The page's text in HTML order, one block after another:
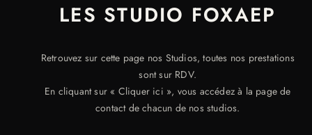
LES STUDIO FOXAEP
Retrouvez sur cette page nos Studios, toutes nos prestations
sont sur RDV.
En cliquant sur « Cliquer ici », vous accédez à la page de
contact de chacun de nos studios.